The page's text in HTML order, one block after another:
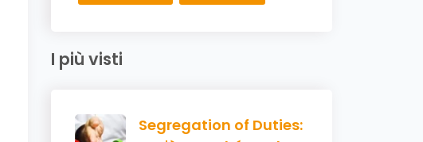
I più visti
Segregation of Duties: